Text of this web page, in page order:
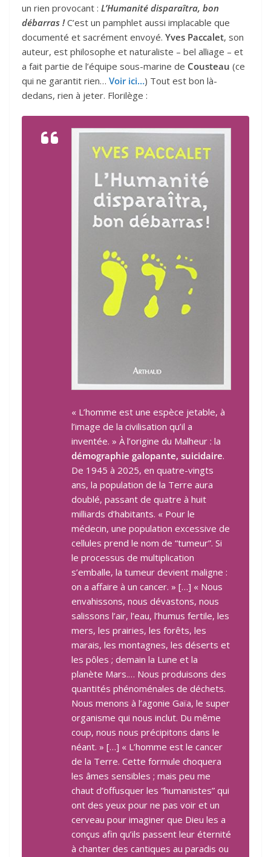
un rien provocant : L’Humanité disparaîtra, bon
débarras ! C’est un pamphlet aussi implacable que
documenté et sacrément envoyé. Yves Paccalet, son
auteur, est philosophe et naturaliste – bel alliage – et
a fait partie de l’équipe sous-marine de Cousteau (ce
qui ne garantit rien… Voir ici…) Tout est bon là-
dedans, rien à jeter. Florilège :
« L’homme est une espèce jetable, à
l’image de la civilisation qu’il a
inventée. » À l’origine du Malheur : la
démographie galopante, suicidaire.
De 1945 à 2025, en quatre-vingts
ans, la population de la Terre aura
doublé, passant de quatre à huit
milliards d’habitants. « Pour le
médecin, une population excessive de
cellules prend le nom de “tumeur”. Si
le processus de multiplication
s’emballe, la tumeur devient maligne :
on a affaire à un cancer. » […] « Nous
envahissons, nous dévastons, nous
salissons l’air, l’eau, l’humus fertile, les
mers, les prairies, les forêts, les
marais, les montagnes, les déserts et
les pôles ; demain la Lune et la
planète Mars.… Nous produisons des
quantités phénoménales de déchets.
Nous menons à l’agonie Gaïa, le super
organisme qui nous inclut. Du même
coup, nous nous précipitons dans le
néant. » […] « L’homme est le cancer
de la Terre. Cette formule choquera
les âmes sensibles ; mais peu me
chaut d’offusquer les “humanistes” qui
ont des yeux pour ne pas voir et un
cerveau pour imaginer que Dieu les a
conçus afin qu’ils passent leur éternité
à chanter des cantiques au paradis ou